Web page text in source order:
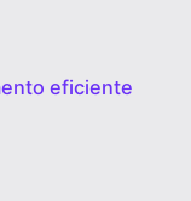
eficiente